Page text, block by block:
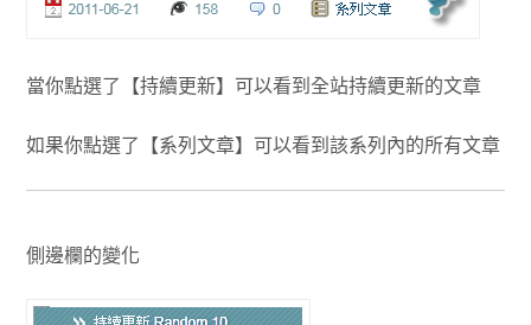
當你點選了【持續更新】可以看到全站持續更新的文章
如果你點選了【系列文章】可以看到該系列內的所有文章
側邊欄的變化